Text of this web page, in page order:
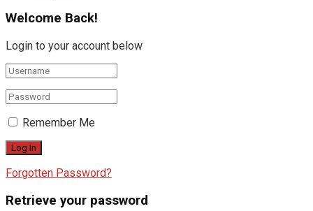
Welcome Back!
Login to your account below
Remember Me
Forgotten Password?
Retrieve your password